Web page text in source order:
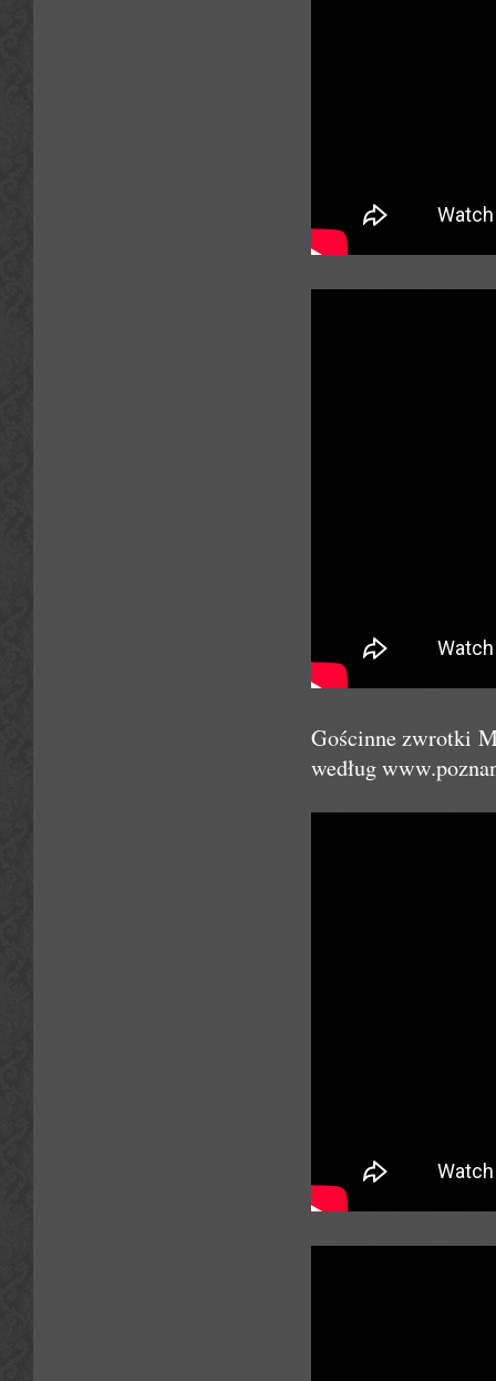
Gościnne zwrotki
według